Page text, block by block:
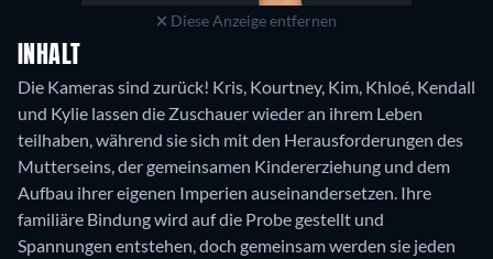
Diese Anzeige entfernen
INHALT
Die Kameras sind zurück! Kris, Kourtney, Kim, Khloé, Kendall
und Kylie lassen die Zuschauer wieder an ihrem Leben
teilhaben, während sie sich mit den Herausforderungen des
Mutterseins, der gemeinsamen Kindererziehung und dem
Aufbau ihrer eigenen Imperien auseinandersetzen. Ihre
familiäre Bindung wird auf die Probe gestellt und
Spannungen entstehen, doch gemeinsam werden sie jeden